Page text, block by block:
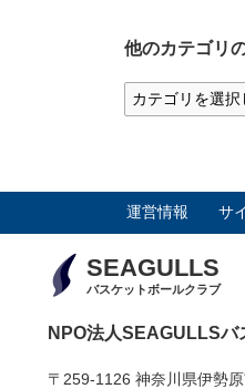
他のカテゴリ
運営情報 サ
SEAGULLS
バスケットボールクラブ
NPO法人SEAGULLSバ
〒259-1126 神奈川県伊勢